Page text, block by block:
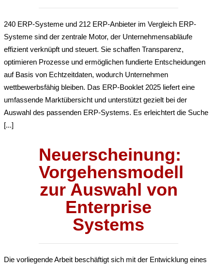
240 ERP-Systeme und 212 ERP-Anbieter im Vergleich ERP-
Systeme sind der zentrale Motor, der Unternehmensabläufe
effizient verknüpft und steuert. Sie schaffen Transparenz,
optimieren Prozesse und ermöglichen fundierte Entscheidungen
auf Basis von Echtzeitdaten, wodurch Unternehmen
wettbewerbsfähig bleiben. Das ERP-Booklet 2025 liefert eine
umfassende Marktübersicht und unterstützt gezielt bei der
Auswahl des passenden ERP-Systems. Es erleichtert die Suche
[...]
Neuerscheinung:
Vorgehensmodell
zur Auswahl von
Enterprise
Systems
Die vorliegende Arbeit beschäftigt sich mit der Entwicklung eines